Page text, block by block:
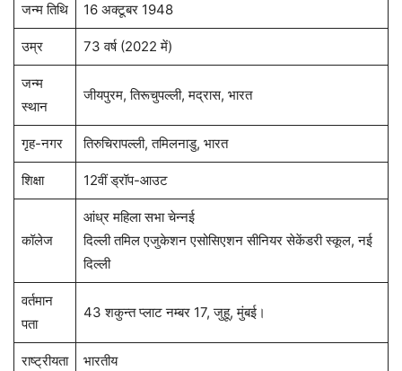
जन्म तिथि 16 अक्टूबर 1948
उम्र 73 वर्ष (2022 में)
जन्म
स्थान
जीयपुरम, तिरूचुपल्ली, मद्रास, भारत
गृह-नगर तिरुचिरापल्ली, तमिलनाडु, भारत
शिक्षा 12वीं ड्रॉप-आउट
कॉलेज
आंध्र महिला सभा चेन्नई
दिल्ली तमिल एजुकेशन एसोसिएशन सीनियर सेकेंडरी स्कूल, नई
दिल्ली
वर्तमान
पता
43 शकुन्त प्लाट नम्बर 17, जुहू, मुंबई।
राष्ट्रीयता भारतीय